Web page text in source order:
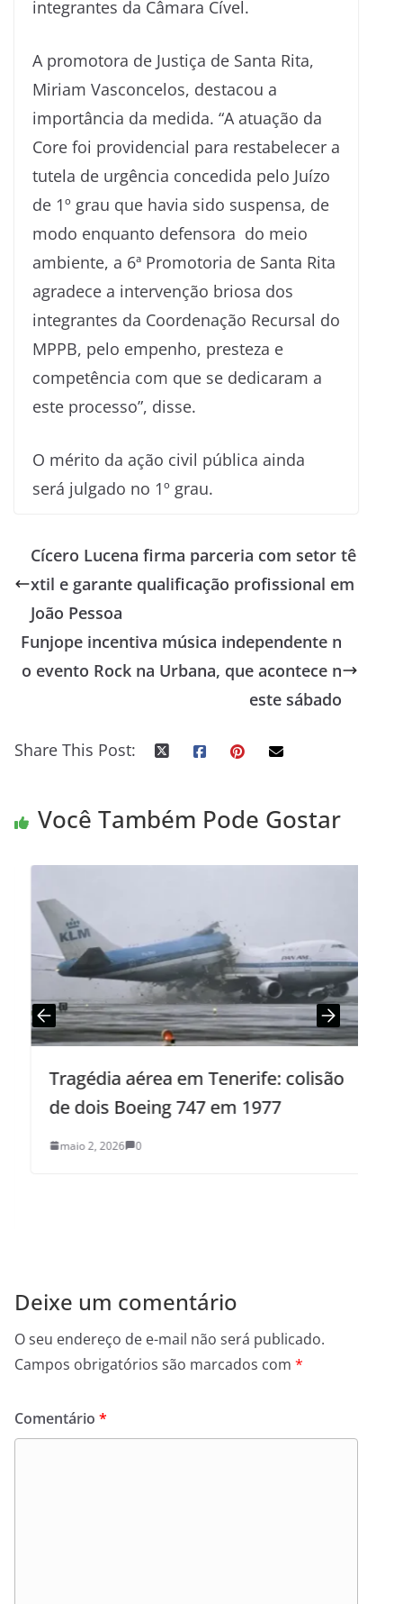
integrantes da Câmara Cível.
A promotora de Justiça de Santa Rita,
Miriam Vasconcelos, destacou a
importância da medida. “A atuação da
Core foi providencial para restabelecer a
tutela de urgência concedida pelo Juízo
de 1º grau que havia sido suspensa, de
modo enquanto defensora do meio
ambiente, a 6ª Promotoria de Santa Rita
agradece a intervenção briosa dos
integrantes da Coordenação Recursal do
MPPB, pelo empenho, presteza e
competência com que se dedicaram a
este processo”, disse.
O mérito da ação civil pública ainda
será julgado no 1º grau.
Cícero Lucena firma parceria com setor tê
xtil e garante qualificação profissional em
João Pessoa
Funjope incentiva música independente n
o evento Rock na Urbana, que acontece n
este sábado
Share This Post:
Você Também Pode Gostar
Tragédia aérea em Tenerife: colisão
de dois Boeing 747 em 1977
maio 2, 2026 0
Deixe um comentário
O seu endereço de e-mail não será publicado.
Campos obrigatórios são marcados com *
Comentário *